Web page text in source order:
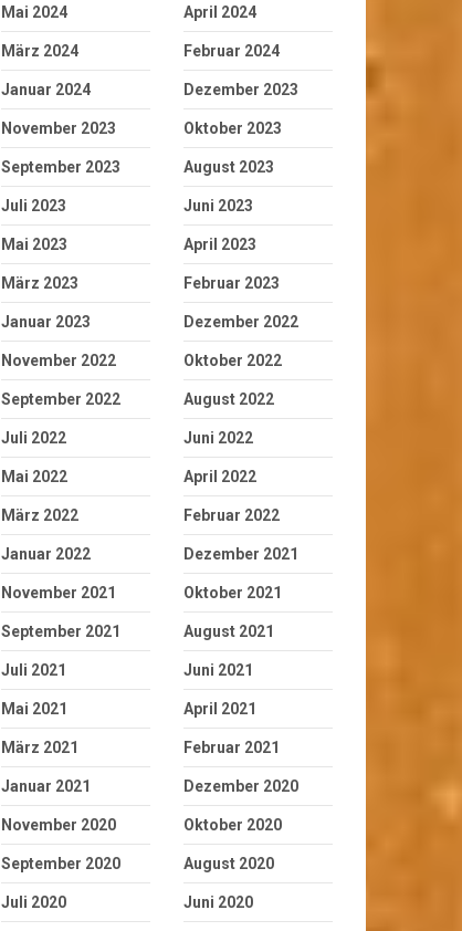
Mai 2024 April 2024
März 2024 Februar 2024
Januar 2024 Dezember 2023
November 2023 Oktober 2023
September 2023 August 2023
Juli 2023 Juni 2023
Mai 2023 April 2023
März 2023 Februar 2023
Januar 2023 Dezember 2022
November 2022 Oktober 2022
September 2022 August 2022
Juli 2022 Juni 2022
Mai 2022 April 2022
März 2022 Februar 2022
Januar 2022 Dezember 2021
November 2021 Oktober 2021
September 2021 August 2021
Juli 2021 Juni 2021
Mai 2021 April 2021
März 2021 Februar 2021
Januar 2021 Dezember 2020
November 2020 Oktober 2020
September 2020 August 2020
Juli 2020 Juni 2020